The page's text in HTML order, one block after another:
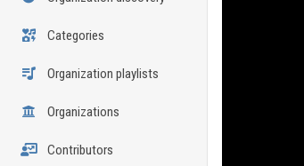
Categories
Organization playlists
Organizations
Contributors